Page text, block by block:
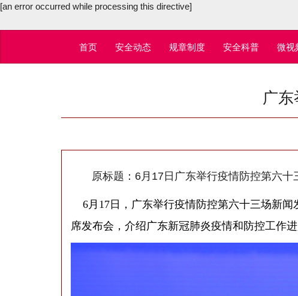
[an error occurred while processing this directive]
首页 安全动态 规章制度 安全科普 微视
广
原标题：6月17日广东举行疫情防控第六十
6月17日，广东举行疫情防控第六十三场新闻
席发布会，介绍广东新冠肺炎疫情和防控工作